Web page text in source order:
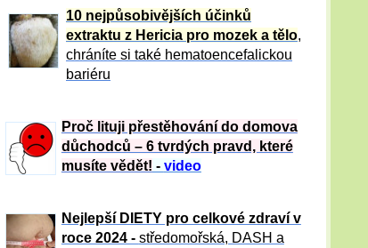
10 nejpůsobivějších účinků
extraktu z Hericia pro mozek a tělo,
chráníte si také hematoencefalickou
bariéru
Proč lituji přestěhování do domova
důchodců – 6 tvrdých pravd, které
musíte vědět! - video
Nejlepší DIETY pro celkové zdraví v
roce 2024 - středomořská, DASH a